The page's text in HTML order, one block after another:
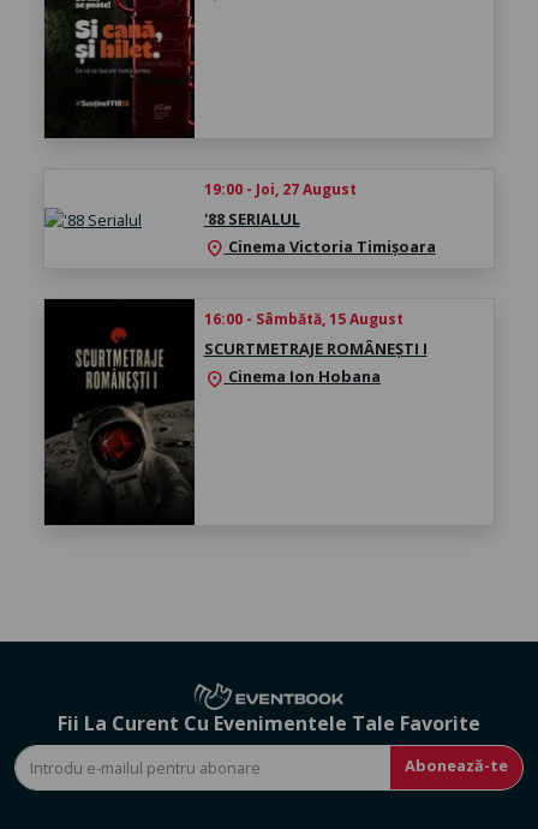
19:00 - Joi, 27 August
'88 SERIALUL
location_on Cinema Victoria Timișoara
16:00 - Sâmbătă, 15 August
SCURTMETRAJE ROMÂNEȘTI I
location_on Cinema Ion Hobana
Fii La Curent Cu Evenimentele Tale Favorite
Abonează-te